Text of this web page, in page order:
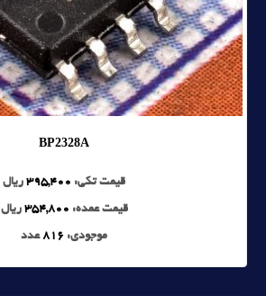
BP2328A
قیمت تکی: 395,400 ریال
قیمت عمده: 354,800 ریال
موجودی: 816عدد